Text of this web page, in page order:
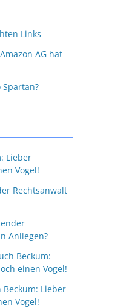
Links
AG hat
Lieber
Vogel!
Rechtsanwalt
Anliegen?
Beckum:
einen Vogel!
Lieber
Vogel!